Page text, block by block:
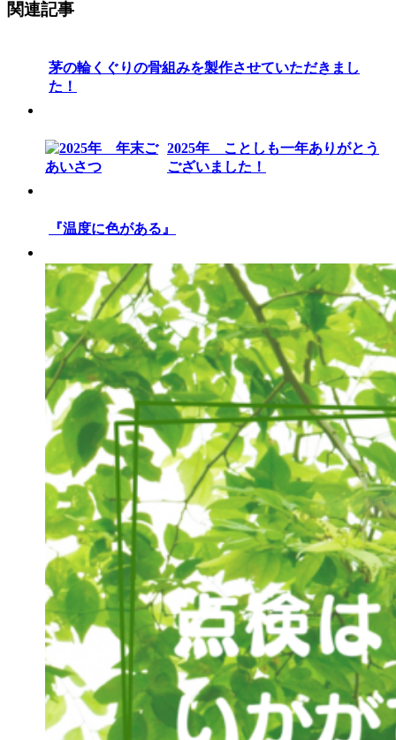
関連記事
茅の輪くぐりの骨組みを製作させていただきまし
た！
2025年 ことしも一年ありがとう
ございました！
『温度に色がある』